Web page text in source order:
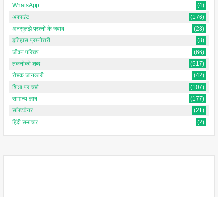
WhatsApp
(4)
अकाउंट
(176)
अनसुलझे प्रश्नों के जवाब
(28)
इतिहास प्रश्नोत्तरी
(8)
जीवन परिचय
(66)
तकनीकी शब्द
(517)
रोचक जानकारी
(42)
शिक्षा पर चर्चा
(107)
सामान्य ज्ञान
(177)
सॉफ्टवेयर
(21)
हिंदी समाचार
(2)